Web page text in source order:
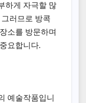
하게 자극할 많
러므로 방콕
소를 방문하며
요합니다.
예술작품입니